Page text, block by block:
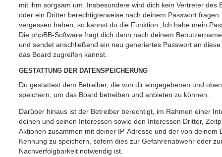
mit ihm sorgsam um. Insbesondere wird dich kein Vertreter des
oder ein Dritter berechtigterweise nach deinem Passwort
vergessen haben, so kannst du die Funktion „Ich habe mein
Die phpBB-Software fragt dich dann nach deinem
und sendet anschließend ein neu generiertes Passwort an
das Board zugreifen kannst.
GESTATTUNG DER DATENSPEICHERUNG
Du gestattest dem Betreiber, die von dir eingegebenen und
speichern, um das Board betreiben und anbieten zu können.
Darüber hinaus ist der Betreiber berechtigt, im Rahmen einer
deinen und seinen Interessen sowie den Interessen Dritter,
Aktionen zusammen mit deiner IP-Adresse und der von deinem
Kennung zu speichern, sofern dies zur Gefahrenabwehr oder
Nachverfolgbarkeit notwendig ist.